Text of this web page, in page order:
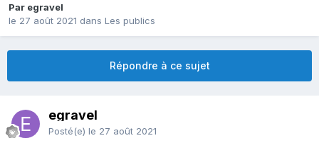
Par egravel
le 27 août 2021 dans Les publics
Répondre à ce sujet
egravel
Posté(e) le 27 août 2021